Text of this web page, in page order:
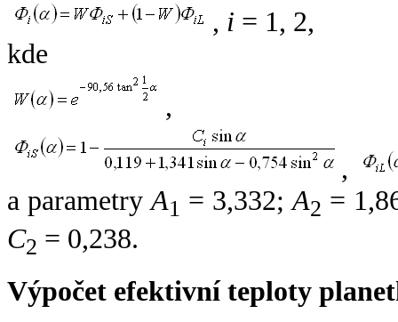
, i = 1, 2,
kde
,
,
a parametryA1 = 3,332;A2 =
C2 = 0,238.
Výpočet efektivní teploty